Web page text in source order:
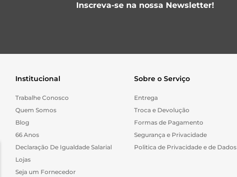
Inscreva-se na nossa Newsletter!
Institucional
Trabalhe Conosco
Quem Somos
Blog
66 Anos
Declaração De Igualdade Salarial
Lojas
Seja um Fornecedor
Sobre o Serviço
Entrega
Troca e Devolução
Formas de Pagamento
Segurança e Privacidade
Politica de Privacidade e de Dados